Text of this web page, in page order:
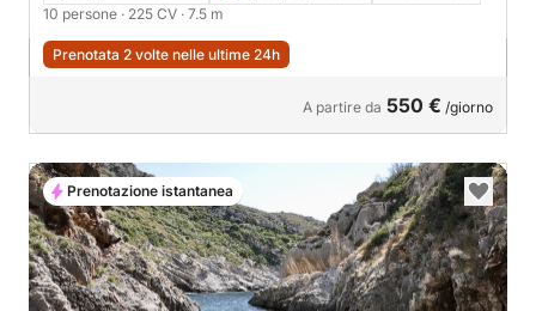
10 persone · 225 CV · 7.5 m
Prenotata 2 volte nelle ultime 24h
A partire da 550 € /giorno
Prenotazione istantanea